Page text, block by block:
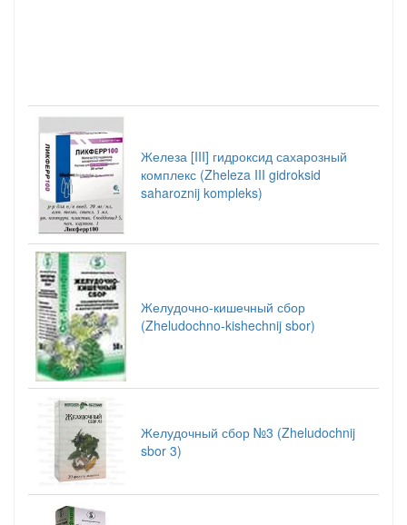
Железа [III] гидроксид сахарозный
комплекс (Zheleza III gidroksid
saharoznij kompleks)
Желудочно-кишечный сбор
(Zheludochno-kishechnij sbor)
Желудочный сбор №3 (Zheludochnij
sbor 3)